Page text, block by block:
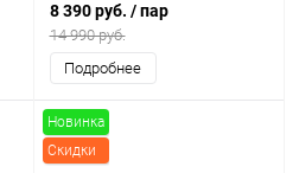
8 390 руб. / пар
14 990 руб.
Подробнее
Новинка
Скидки